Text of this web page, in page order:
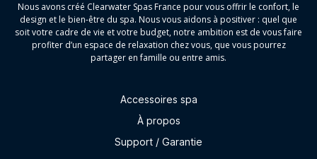
Nous avons créé Clearwater Spas France pour vous offrir le confort, le
design et le bien-être du spa. Nous vous aidons à positiver : quel que
soit votre cadre de vie et votre budget, notre ambition est de vous faire
profiter d’un espace de relaxation chez vous, que vous pourrez
partager en famille ou entre amis.
Accessoires spa
À propos
Support / Garantie